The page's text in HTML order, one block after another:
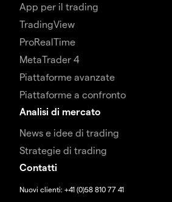
App per il trading
TradingView
ProRealTime
MetaTrader 4
Piattaforme avanzate
Piattaforme a confronto
Analisi di mercato
News e idee di trading
Strategie di trading
Contatti
Nuovi clienti: +41 (0)58 810 77 41